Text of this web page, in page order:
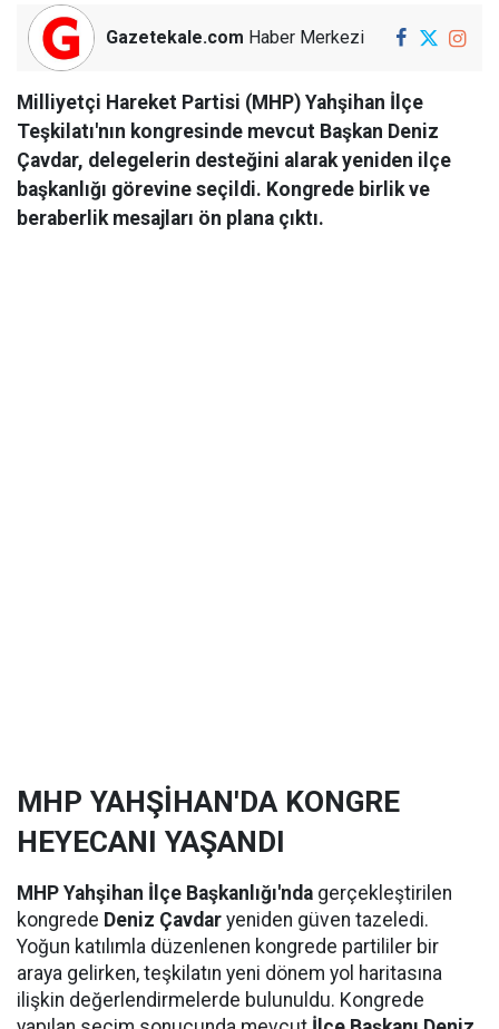
Gazetekale.com Haber Merkezi
Milliyetçi Hareket Partisi (MHP) Yahşihan İlçe
Teşkilatı'nın kongresinde mevcut Başkan Deniz
Çavdar, delegelerin desteğini alarak yeniden ilçe
başkanlığı görevine seçildi. Kongrede birlik ve
beraberlik mesajları ön plana çıktı.
MHP YAHŞİHAN'DA KONGRE
HEYECANI YAŞANDI
MHP Yahşihan İlçe Başkanlığı'nda gerçekleştirilen
kongrede Deniz Çavdar yeniden güven tazeledi.
Yoğun katılımla düzenlenen kongrede partililer bir
araya gelirken, teşkilatın yeni dönem yol haritasına
ilişkin değerlendirmelerde bulunuldu. Kongrede